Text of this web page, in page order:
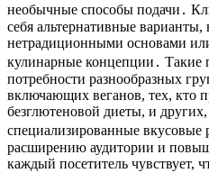
необычные способы подачи․
себя альтернативные
нетрадиционными основами
кулинарные концепции․ Такие
потребности разнообразных
включающих веганов, тех, кто
безглютеновой диеты, и
специализированные вкусовые
расширению аудитории и
каждый посетитель чувствует,